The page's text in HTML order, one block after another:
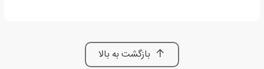
بازگشت به بالا